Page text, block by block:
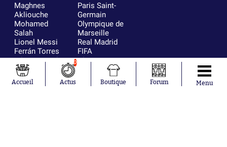
Maghnes
Akliouche
Mohamed
Salah
Lionel Messi
Ferrán Torres
Kilian Corredor
Franco
Mastantuono
Orel Mangala
Paris Saint-
Germain
Olympique de
Marseille
Real Madrid
FIFA
Olympique
AS Monaco
FC Barcelone
Accueil
0
Actus Boutique Forum Menu